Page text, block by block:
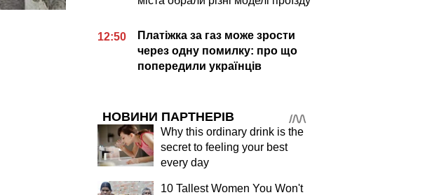
12:50
Платіжка за газ може зрости
через одну помилку: про що
попередили українців
НОВИНИ ПАРТНЕРІВ
Why this ordinary drink is the
secret to feeling your best
every day
10 Tallest Women You Won't